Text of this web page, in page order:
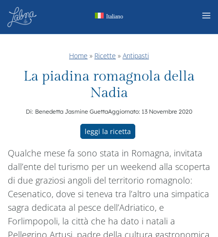
Salta
contenuto
Italiano
Home » Ricette » Antipasti
La piadina romagnola della
Nadia
Di: Benedetta Jasmine GuettaAggiornato: 13 Novembre 2020
leggi la ricetta
Qualche mese fa sono stata in Romagna, invitata
dall’ente del turismo per un weekend alla scoperta
di due graziosi angoli del territorio romagnolo:
Cesenatico, dove si teneva tra l’altro una simpatica
sagra dedicata al pesce dell’Adriatico, e
Forlimpopoli, la città che ha dato i natali a
Pellegrino Artusi, padre della cultura gastronomica